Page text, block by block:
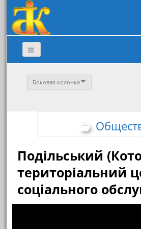
Боковая колонка
Подільський
територіальний
соціального